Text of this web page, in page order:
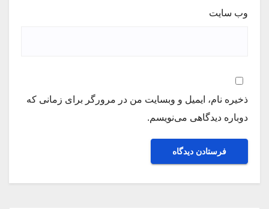
وب‌ سایت
ذخیره نام، ایمیل و وبسایت من در مرورگر برای زمانی که
دوباره دیدگاهی می‌نویسم.